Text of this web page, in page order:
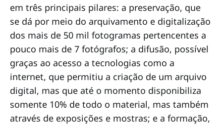
em três principais pilares: a preservação, que
se dá por meio do arquivamento e digitalização
dos mais de 50 mil fotogramas pertencentes a
pouco mais de 7 fotógrafos; a difusão, possível
graças ao acesso a tecnologias como a
internet, que permitiu a criação de um arquivo
digital, mas que até o momento disponibiliza
somente 10% de todo o material, mas também
através de exposições e mostras; e a formação,